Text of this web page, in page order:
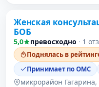
Женская
БОБ
5,0 превосходно · 1
Поднялась в
Принимает по ОМС
микрорайон Гагарина,